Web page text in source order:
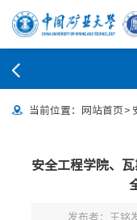
当前位置： 网站首页>
安全工程学院、
发布者：王铭